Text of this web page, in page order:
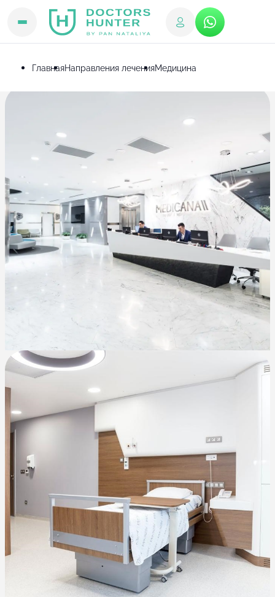
ГлавнаяНаправления леченияМедицина